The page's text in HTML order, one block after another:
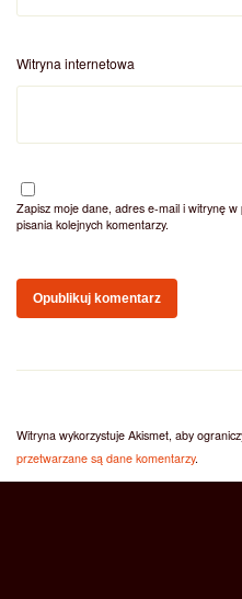
Witryna internetowa
Zapisz moje dane, adres e-mail i witrynę
pisania kolejnych komentarzy.
Witryna wykorzystuje Akismet, aby
przetwarzane są dane komentarzy.